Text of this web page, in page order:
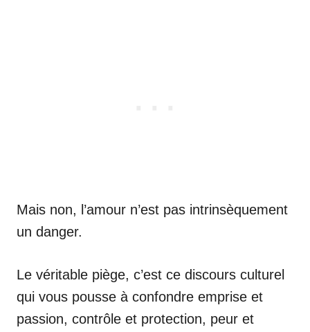
Mais non, l’amour n’est pas intrinsèquement
un danger.
Le véritable piège, c’est ce discours culturel
qui vous pousse à confondre emprise et
passion, contrôle et protection, peur et